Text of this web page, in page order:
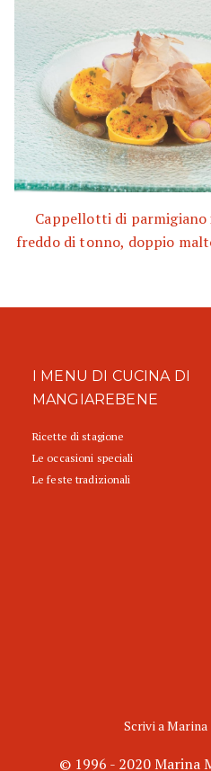
Cappellotti di parmigiano
freddo di tonno, doppio
I MENU DI CUCINA DI
MANGIAREBENE
Ricette di stagione
Le occasioni speciali
Le feste tradizionali
Scrivi a Marina
© 1996 - 2020 Marina